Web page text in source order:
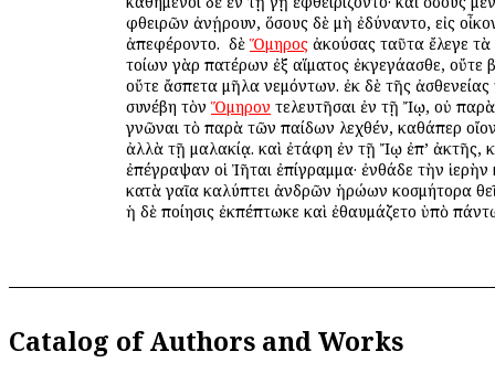
φθειρῶν ἀνῄρουν, ὅσους δὲ μὴ ἐδύναντο, εἰς
ἀπεφέροντο. ὁ δὲ Ὅμηρος ἀκούσας ταῦτα ἔλεγε τὰ
τοίων γὰρ πατέρων ἐξ αἵματος ἐκγεγάασθε, οὔτε
οὔτε ἄσπετα μῆλα νεμόντων. ἐκ δὲ τῆς ἀσθενείας
συνέβη τὸν Ὅμηρον τελευτῆσαι ἐν τῇ Ἴῳ, οὐ
γνῶναι τὸ παρὰ τῶν παίδων λεχθέν, καθάπερ
ἀλλὰ τῇ μαλακίᾳ. καὶ ἐτάφη ἐν τῇ Ἴῳ ἐπ’ ἀκτῆς,
ἐπέγραψαν οἱ Ἰῆται ἐπίγραμμα· ἐνθάδε τὴν
κατὰ γαῖα καλύπτει ἀνδρῶν ἡρώων κοσμήτορα
ἡ δὲ ποίησις ἐκπέπτωκε καὶ ἐθαυμάζετο ὑπὸ
Catalog of Authors and Works